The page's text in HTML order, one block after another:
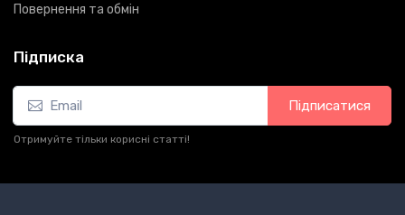
Повернення та обмін
Підписка
Підписатися
Отримуйте тільки корисні статті!